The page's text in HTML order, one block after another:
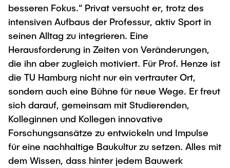
besseren Fokus.“ Privat versucht er, trotz des
intensiven Aufbaus der Professur, aktiv Sport in
seinen Alltag zu integrieren. Eine
Herausforderung in Zeiten von Veränderungen,
die ihn aber zugleich motiviert. Für Prof. Henze ist
die TU Hamburg nicht nur ein vertrauter Ort,
sondern auch eine Bühne für neue Wege. Er freut
sich darauf, gemeinsam mit Studierenden,
Kolleginnen und Kollegen innovative
Forschungsansätze zu entwickeln und Impulse
für eine nachhaltige Baukultur zu setzen. Alles mit
dem Wissen, dass hinter jedem Bauwerk